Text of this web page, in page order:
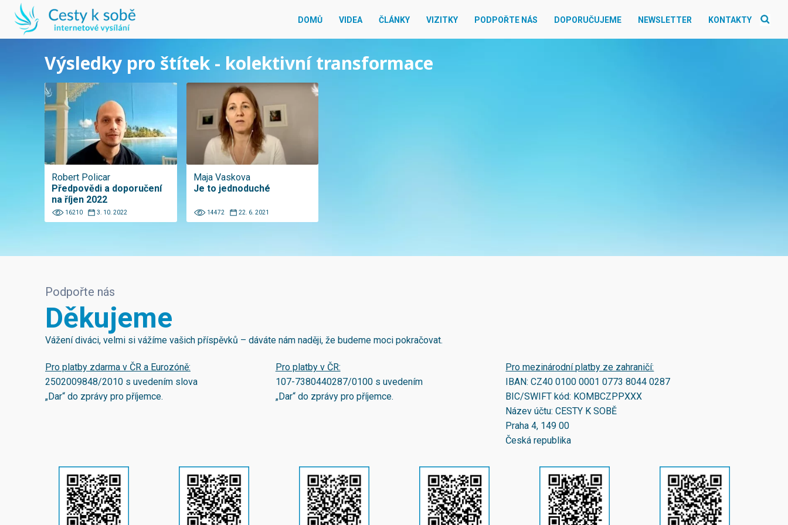
DOMŮ VIDEA ČLÁNKY VIZITKY PODPOŘTE NÁS DOPORUČUJEME NEWSLETTER KONTAKTY
Výsledky pro štítek - kolektivní transformace
Robert Policar
Předpovědi a doporučení
na říjen 2022
16210 3. 10. 2022
Maja Vaskova
Je to jednoduché
14472 22. 6. 2021
Podpořte nás
Děkujeme
Vážení diváci, velmi si vážíme vašich příspěvků – dáváte nám naději, že budeme moci pokračovat.
Pro platby zdarma v ČR a Eurozóně:
2502009848/2010 s uvedením slova
„Dar“ do zprávy pro příjemce.
Pro platby v ČR:
107-7380440287/0100s uvedením
„Dar“ do zprávy pro příjemce.
Pro mezinárodní platby ze zahraničí:
IBAN:CZ40 0100 0001 0773 8044 0287
BIC/SWIFT kód: KOMBCZPPXXX
Název účtu: CESTY K SOBĚ
Praha 4, 149 00
Česká republika